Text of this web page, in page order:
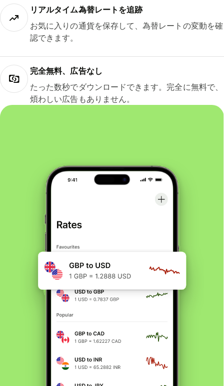
リアルタイム為替レートを追跡
お気に入りの通貨を保存して、為替レートの変動を確
認できます。
完全無料、広告なし
たった数秒でダウンロードできます。完全に無料で、
煩わしい広告もありません。